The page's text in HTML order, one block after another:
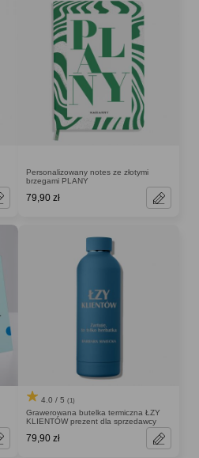
Personalizowany notes ze złotymi
brzegami PLANY
79,90 zł
4.0 / 5 (1)
Grawerowana butelka termiczna ŁZY
KLIENTÓW prezent dla sprzedawcy
79,90 zł